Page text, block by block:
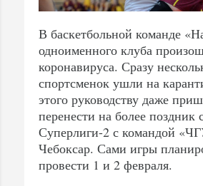
В баскетбольной команде
одноименного клуба
коронавируса. Сразу
спортсменок ушли на
этого руководству даже
перенести на более поздник
Суперлиги-2 с командой
Чебоксар. Сами игры
провести 1 и 2 февраля.